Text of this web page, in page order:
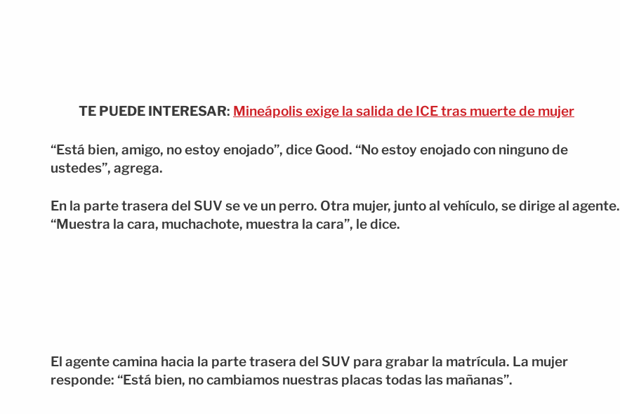
TE PUEDE INTERESAR: Mineápolis exige la salida de ICE tras muerte de mujer
“Está bien, amigo, no estoy enojado”, dice Good. “No estoy enojado con ninguno de
ustedes”, agrega.
En la parte trasera del SUV se ve un perro. Otra mujer, junto al vehículo, se dirige al agente.
“Muestra la cara, muchachote, muestra la cara”, le dice.
El agente camina hacia la parte trasera del SUV para grabar la matrícula. La mujer
responde: “Está bien, no cambiamos nuestras placas todas las mañanas”.